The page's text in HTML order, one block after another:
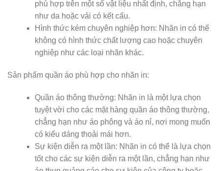
phù hợp trên một số vật liệu nhất định, chẳng hạn
như da hoặc vải có kết cấu.
Hình thức kém chuyên nghiệp hơn: Nhãn in có thể
không có hình thức chất lượng cao hoặc chuyên
nghiệp như các loại nhãn khác.
Sản phẩm quần áo phù hợp cho nhãn in:
Quần áo thông thường: Nhãn in là một lựa chọn
tuyệt vời cho các mặt hàng quần áo thông thường,
chẳng hạn như áo phông và áo nỉ, nơi mong muốn
có kiểu dáng thoải mái hơn.
Sự kiện diễn ra một lần: Nhãn in có thể là lựa chọn
tốt cho các sự kiện diễn ra một lần, chẳng hạn như